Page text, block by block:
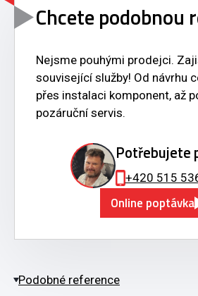
Chcete podobnou
Nejsme pouhými prodejci.
související služby! Od návrhu
přes instalaci komponent, až
pozáruční servis.
Potřebujete
+420 515
Online poptávka
Podobné reference